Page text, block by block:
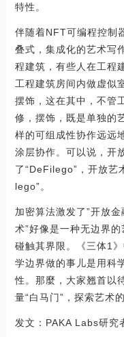
特性。
伴随着NFT可编程控制
叠式，集成化的艺术写
程建筑，有些人在工程
工程建筑房间内做虚似
摆饰，这在其中，不管
修，摆饰，既是单独的
样的可组成性协作远远
涂层协作。可以说，开
了“DeFilego”，开放艺
lego”。
加密算法激发了”开放金
术”好像是一种无边界
碰触其界限。《三体1
学边界做的事儿是用科
性。那麼，大家翘首以
量“白马门”，探索艺术的
发文：PAKA Labs研究